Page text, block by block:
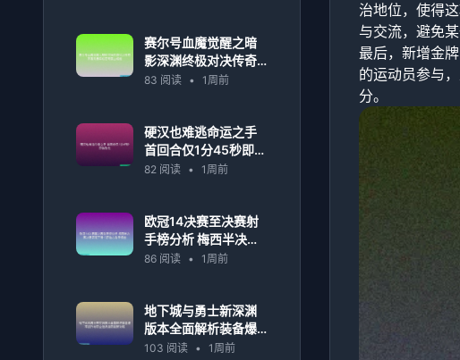
赛尔号血魔觉醒之暗
影深渊终极对决传奇
宇宙风暴再临苍穹霸
83 阅读 • 1周前
硬汉也难逃命运之手
首回合仅1分45秒即告
败北
82 阅读 • 1周前
欧冠14决赛至决赛射
手榜分析 梅西半决赛
决赛表现下滑 C罗独
86 阅读 • 1周前
地下城与勇士新深渊
版本全面解析装备爆
率提升与职业选择指
103 阅读 • 1周前
治地位，使得
与交流，避免
最后，新增金
的运动员参与
分。